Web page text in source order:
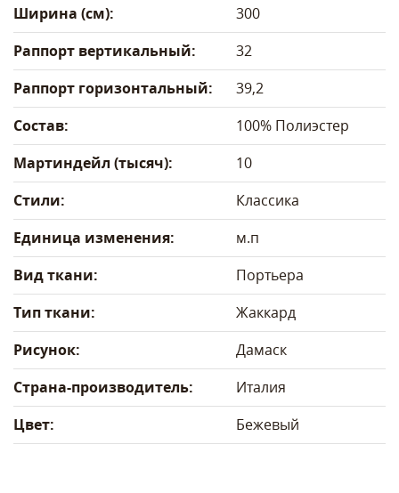
Ширина (см):
300
Раппорт вертикальный:
32
Раппорт горизонтальный:
39,2
Состав:
100% Полиэстер
Мартиндейл (тысяч):
10
Стили:
Классика
Единица изменения:
м.п
Вид ткани:
Портьера
Тип ткани:
Жаккард
Рисунок:
Дамаск
Страна-производитель:
Италия
Цвет:
Бежевый